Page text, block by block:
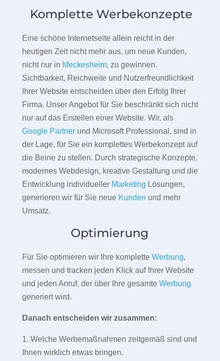
Komplette Werbekonzepte
Eine schöne Internetseite allein reicht in der
heutigen Zeit nicht mehr aus, um neue Kunden,
nicht nur in Meckesheim, zu gewinnen.
Sichtbarkeit, Reichweite und Nutzerfreundlichkeit
Ihrer Website entscheiden über den Erfolg Ihrer
Firma. Unser Angebot für Sie beschränkt sich nicht
nur auf das Erstellen einer Website. Wir, als
Google Partnerund Microsoft Professional, sind in
der Lage, für Sie ein komplettes Werbekonzept auf
die Beine zu stellen. Durch strategische Konzepte,
modernes Webdesign, kreative Gestaltung und die
Entwicklung individueller Marketing Lösungen,
generieren wir für Sie neue Kunden und mehr
Umsatz.
Optimierung
Für Sie optimieren wir Ihre komplette Werbung,
messen und tracken jeden Klick auf Ihrer Website
und jeden Anruf, der über Ihre gesamte Werbung
generiert wird.
Danach entscheiden wir zusammen:
1. Welche Werbemaßnahmen zeitgemäß sind und
Ihnen wirklich etwas bringen.